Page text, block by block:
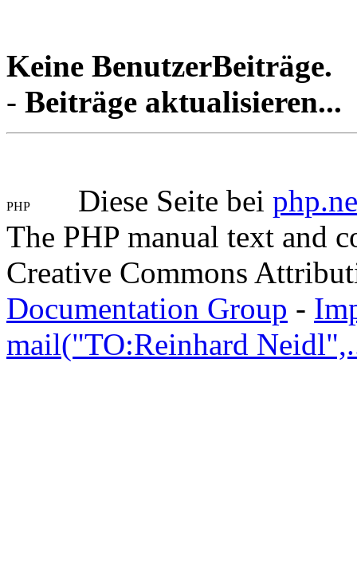
Keine BenutzerBeiträge.
- Beiträge aktualisieren...
Diese Seite bei
The PHP manual text and
Creative Commons
Documentation Group -
mail("TO:Reinhard